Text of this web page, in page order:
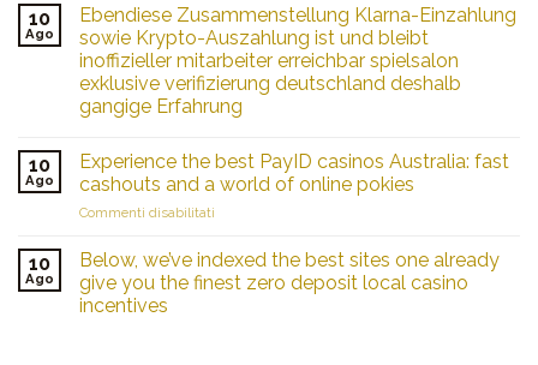
10
Ago
Ebendiese Zusammenstellung Klarna-Einzahlung
sowie Krypto-Auszahlung ist und bleibt
inoffizieller mitarbeiter erreichbar spielsalon
exklusive verifizierung deutschland deshalb
gangige Erfahrung
10
Ago
Experience the best PayID casinos Australia: fast
cashouts and a world of online pokies
Commenti disabilitati
the
best
PayID
10
Ago
Below, we’ve indexed the best sites one already
give you the finest zero deposit local casino
incentives